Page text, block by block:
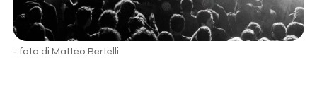
- foto di Matteo Bertelli